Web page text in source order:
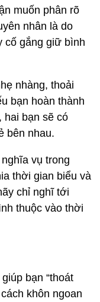
muốn phân rõ
nhân là do
cố gắng giữ bình
nhàng, thoải
bạn hoàn thành
hai bạn sẽ có
bên nhau.
vụ trong
thời gian biểu và
chỉ nghĩ tới
thuộc vào thời
bạn “thoát
khôn ngoan